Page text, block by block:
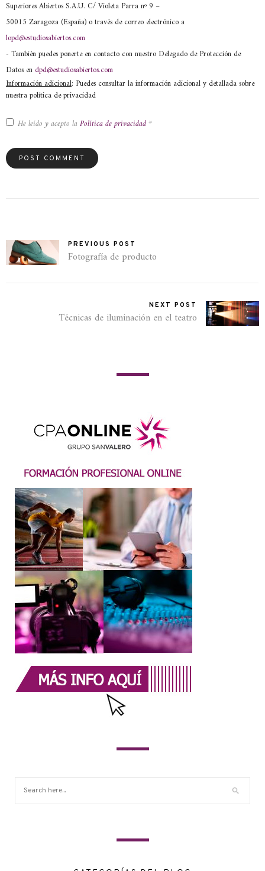
Superiores Abiertos S.A.U. C/ Violeta Parra nº 9 –
50015 Zaragoza (España) o través de correo electrónico a
lopd@estudiosabiertos.com
- También puedes ponerte en contacto con nuestro Delegado de Protección de
Datos en dpd@estudiosabiertos.com
Información adicional: Puedes consultar la información adicional y detallada sobre
nuestra política de privacidad
He leído y acepto la Política de privacidad *
PREVIOUS POST
Fotografía de producto
NEXT POST
Técnicas de iluminación en el teatro